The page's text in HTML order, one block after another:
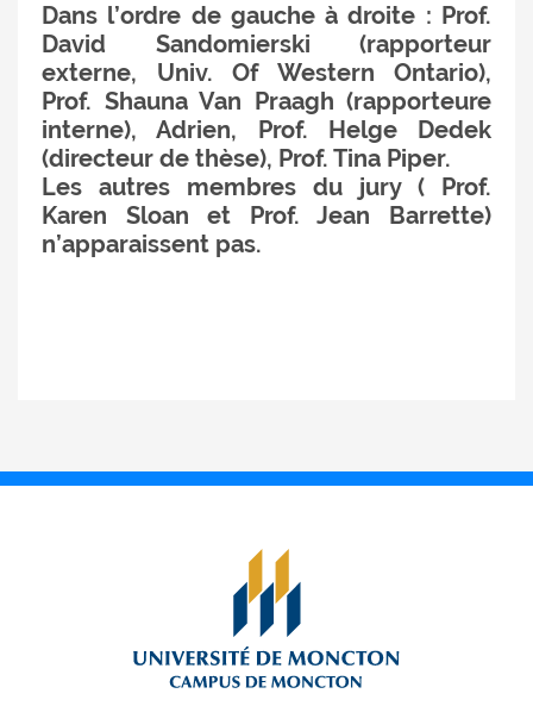
Dans l’ordre de gauche à droite : Prof.
David Sandomierski (rapporteur
externe, Univ. Of Western Ontario),
Prof. Shauna Van Praagh (rapporteure
interne), Adrien, Prof. Helge Dedek
(directeur de thèse), Prof. Tina Piper.
Les autres membres du jury ( Prof.
Karen Sloan et Prof. Jean Barrette)
n’apparaissent pas.